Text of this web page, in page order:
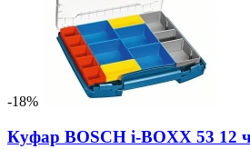
-18%
Куфар BOSCH i-BOXX 53 12